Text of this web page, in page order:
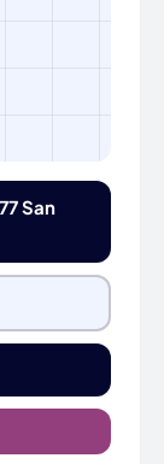
San